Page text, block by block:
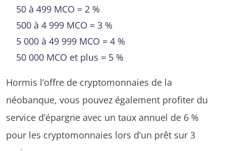
50 à 499 MCO = 2 %
500 à 4 999 MCO = 3 %
5 000 à 49 999 MCO = 4 %
50 000 MCO et plus = 5 %
Hormis l’offre de cryptomonnaies de la
néobanque, vous pouvez également profiter du
service d’épargne avec un taux annuel de 6 %
pour les cryptomonnaies lors d’un prêt sur 3